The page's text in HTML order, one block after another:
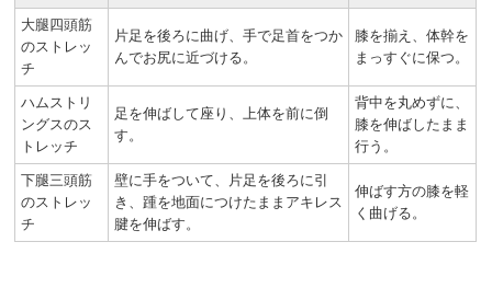
大腿四頭筋
のストレッ
チ
片足を後ろに曲げ、手で足首をつか
んでお尻に近づける。
膝を揃え、体幹を
まっすぐに保つ。
ハムストリ
ングスのス
トレッチ
足を伸ばして座り、上体を前に倒
す。
背中を丸めずに、
膝を伸ばしたまま
行う。
下腿三頭筋
のストレッ
チ
壁に手をついて、片足を後ろに引
き、踵を地面につけたままアキレス
腱を伸ばす。
伸ばす方の膝を軽
く曲げる。